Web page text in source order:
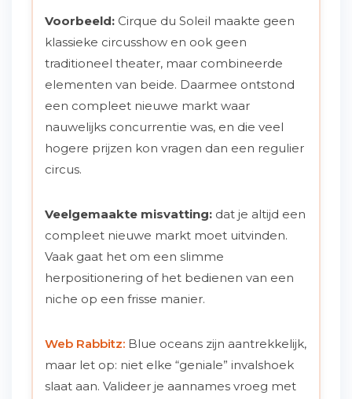
Voorbeeld: Cirque du Soleil maakte geen
klassieke circusshow en ook geen
traditioneel theater, maar combineerde
elementen van beide. Daarmee ontstond
een compleet nieuwe markt waar
nauwelijks concurrentie was, en die veel
hogere prijzen kon vragen dan een regulier
circus.
Veelgemaakte misvatting: dat je altijd een
compleet nieuwe markt moet uitvinden.
Vaak gaat het om een slimme
herpositionering of het bedienen van een
niche op een frisse manier.
Web Rabbitz: Blue oceans zijn aantrekkelijk,
maar let op: niet elke “geniale” invalshoek
slaat aan. Valideer je aannames vroeg met